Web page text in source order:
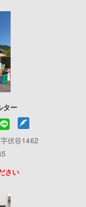
ター
伏谷1462
さい